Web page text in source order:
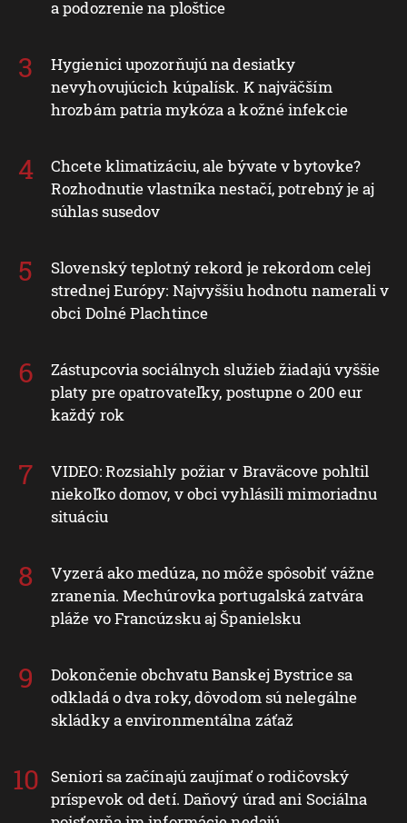
a podozrenie na ploštice
Hygienici upozorňujú na desiatky
nevyhovujúcich kúpalísk. K najväčším
hrozbám patria mykóza a kožné infekcie
Chcete klimatizáciu, ale bývate v bytovke?
Rozhodnutie vlastníka nestačí, potrebný je aj
súhlas susedov
Slovenský teplotný rekord je rekordom celej
strednej Európy: Najvyššiu hodnotu namerali v
obci Dolné Plachtince
Zástupcovia sociálnych služieb žiadajú vyššie
platy pre opatrovateľky, postupne o 200 eur
každý rok
VIDEO: Rozsiahly požiar v Braväcove pohltil
niekoľko domov, v obci vyhlásili mimoriadnu
situáciu
Vyzerá ako medúza, no môže spôsobiť vážne
zranenia. Mechúrovka portugalská zatvára
pláže vo Francúzsku aj Španielsku
Dokončenie obchvatu Banskej Bystrice sa
odkladá o dva roky, dôvodom sú nelegálne
skládky a environmentálna záťaž
Seniori sa začínajú zaujímať o rodičovský
príspevok od detí. Daňový úrad ani Sociálna